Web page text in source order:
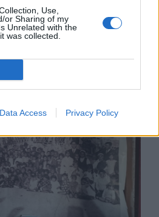
Use,
or Sharing of my
Unrelated with the
was collected.
Data Access Privacy Policy